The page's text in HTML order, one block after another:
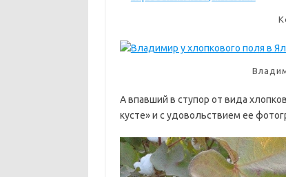
А впавший в ступор от вида
кусте» и с удовольствием ее